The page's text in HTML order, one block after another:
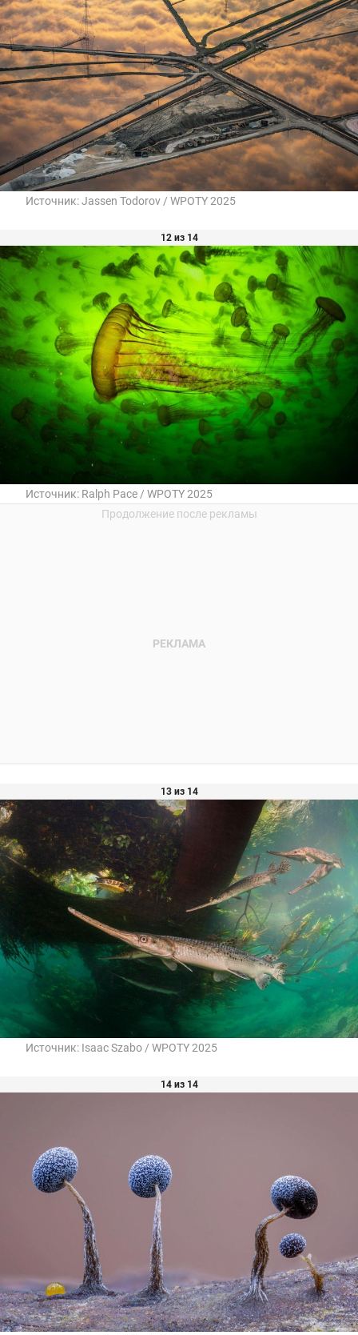
Источник:Jassen Todorov / WPOTY 2025
12 из 14
Источник: Ralph Pace / WPOTY 2025
13 из 14
Источник: Isaac Szabo / WPOTY 2025
14 из 14